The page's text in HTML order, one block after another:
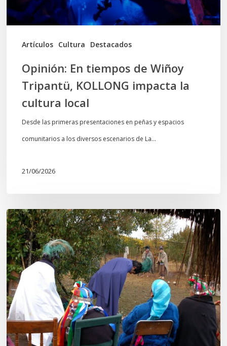
Artículos Cultura Destacados
impacta
la
cultura
Opinión: En tiempos de Wiñoy
Tripantü, KOLLONG impacta la
cultura local
Desde las primeras presentaciones en peñas y espacios
comunitarios a los diversos escenarios de La…
21/06/2026
Conmemoración
del
Wiñoy
Tripantü
y
la
Sociedad
Mapuche